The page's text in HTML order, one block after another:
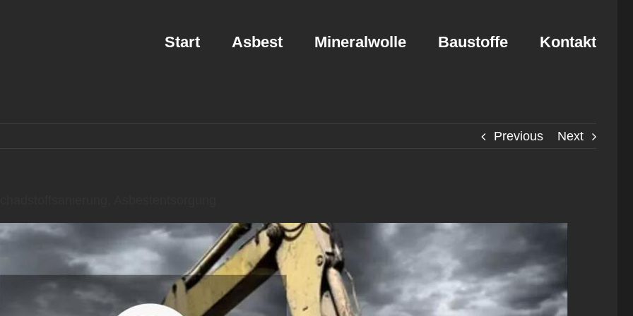
Start Asbest Mineralwolle Baustoffe Kontakt
Previous Next